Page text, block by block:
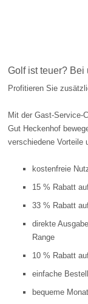
Golf ist teuer? Bei
Profitieren Sie
Mit der Gast-Service-
Gut Heckenhof
verschiedene Vorteile
kostenfreie
15 % Rabatt
33 % Rabatt
direkte
Range
10 % Rabatt
einfache
bequeme